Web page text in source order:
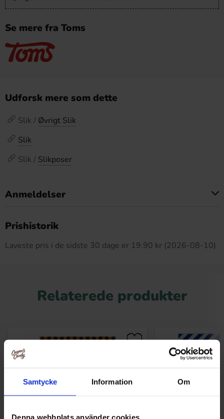
Samtycke Information Om
Denna webbplats använder cookies
Se mere fra Toms
Udforsk mere som dette
Slik / Øvrigt Slik
Slik
Slik / Slikposer
Anmeldelser
Prishistorik
Laveste pris i de sidste 30 dage er 19.90 kr (2026-08-10)
Relaterede produkter